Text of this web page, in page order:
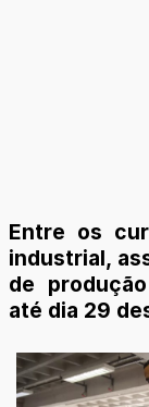
Entre os
industrial,
de
até dia 29